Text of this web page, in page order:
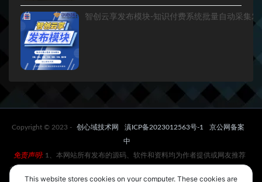
Copyright © 2023 - 创心域技术网 滇ICP备2023012563号-1
京公网备案
中
免责声明: 1、本网站所有发布的源码、软件和资料均为作者提供或网友推荐
收集各大资源网站整理而来;仅供学习和研究使用,下载后请24小时内删除。不
This website stores cookies on your computer. These cookies are